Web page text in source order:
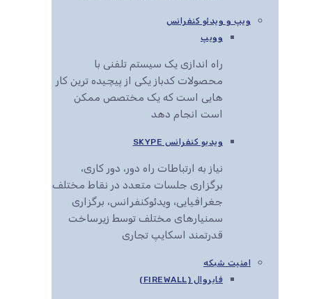
ویپ و ویدئو کنفرانس
وویپ
راه اندازی یک سیستم تلفنی با
محصولات کدباز یکی از پیچیده ترین کار
هایی است که یک مختصص ممکن
است انجام دهد
ویدیو کنفرانس SKYPE
نیاز به ارتباطات راه دور، دور کاری،
برگزاری جلسات متعدد در نقاط مختلف
جغرافیایی، ویدئوکنفرانس، برگزاری
سمنیارهای مختلف توسط زیرساخت
قدرتمند اسکایپ تجاری
امنیت شبکه
فایروال (FIREWALL)